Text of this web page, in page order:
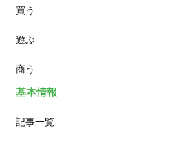
ランチ
カフェ
買う
遊ぶ
商う
基本情報
記事一覧